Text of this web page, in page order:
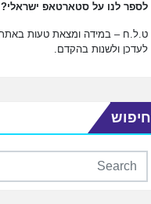
לספר לנו על סטארטאפ ישראלי?
ט.ל.ח – במידה ומצאת טעות
לעדכן ולשנות בהקדם.
חיפוש